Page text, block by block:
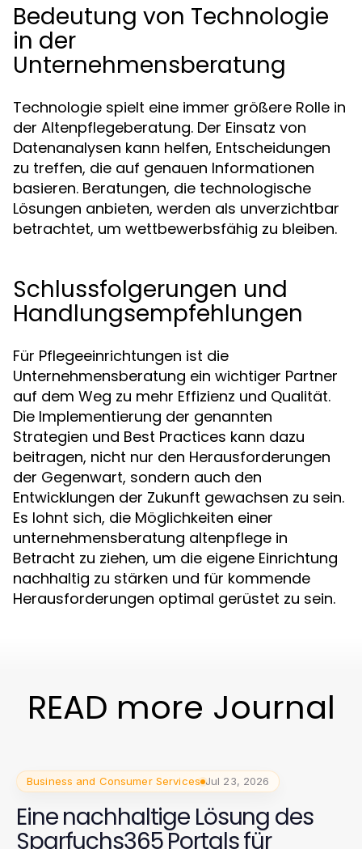
Bedeutung von Technologie
in der
Unternehmensberatung
Technologie spielt eine immer größere Rolle in
der Altenpflegeberatung. Der Einsatz von
Datenanalysen kann helfen, Entscheidungen
zu treffen, die auf genauen Informationen
basieren. Beratungen, die technologische
Lösungen anbieten, werden als unverzichtbar
betrachtet, um wettbewerbsfähig zu bleiben.
Schlussfolgerungen und
Handlungsempfehlungen
Für Pflegeeinrichtungen ist die
Unternehmensberatung ein wichtiger Partner
auf dem Weg zu mehr Effizienz und Qualität.
Die Implementierung der genannten
Strategien und Best Practices kann dazu
beitragen, nicht nur den Herausforderungen
der Gegenwart, sondern auch den
Entwicklungen der Zukunft gewachsen zu sein.
Es lohnt sich, die Möglichkeiten einer
unternehmensberatung altenpflege in
Betracht zu ziehen, um die eigene Einrichtung
nachhaltig zu stärken und für kommende
Herausforderungen optimal gerüstet zu sein.
READ more Journal
Business and Consumer Services Jul 23, 2026
Eine nachhaltige Lösung des
Sparfuchs365 Portals für